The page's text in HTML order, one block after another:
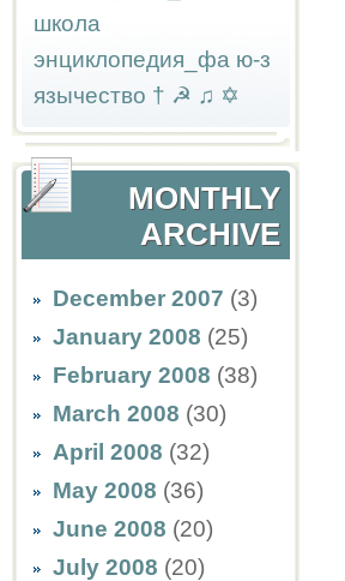
школа
энциклопедия_фа ю-з
язычество † ☭ ♫ ✡
MONTHLY
ARCHIVE
December 2007 (3)
January 2008 (25)
February 2008 (38)
March 2008 (30)
April 2008 (32)
May 2008 (36)
June 2008 (20)
July 2008 (20)